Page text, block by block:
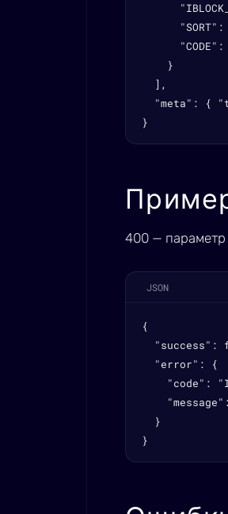
"SORT":
"CODE":
    }
  ],
"meta": {
}
400 — параметр
JSON
{
"success":
  "error": {
"code":
  }
}